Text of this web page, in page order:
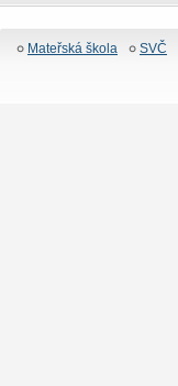
Mateřská škola SVČ